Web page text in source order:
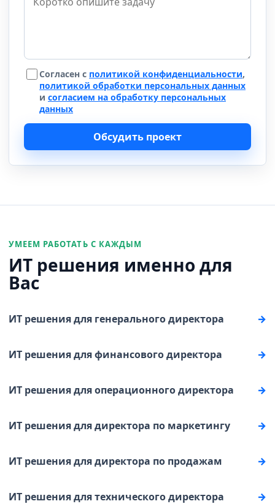
Согласен с политикой конфиденциальности,
политикой обработки персональных данных
и согласием на обработку персональных
данных
Обсудить проект
УМЕЕМ РАБОТАТЬ С КАЖДЫМ
ИТ решения именно для
Вас
ИТ решения для генерального директора
ИТ решения для финансового директора
ИТ решения для операционного директора
ИТ решения для директора по маркетингу
ИТ решения для директора по продажам
ИТ решения для технического директора